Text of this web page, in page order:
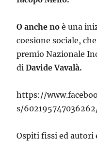
O anche noè una
coesione sociale,
premio Nazionale
diDavide Vavalà.
https://
s/
Ospiti fissi ed autori